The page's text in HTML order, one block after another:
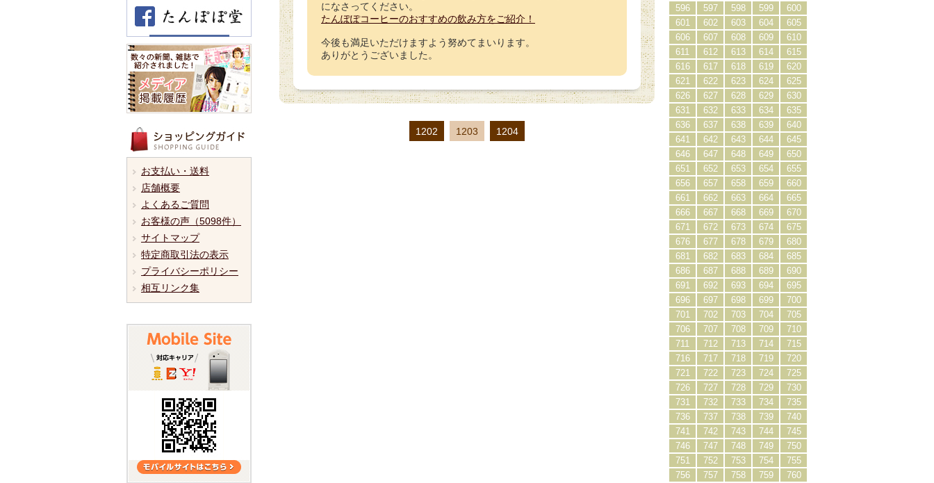
になさってください。
たんぽぽコーヒーのおすすめの飲み方をご紹介！
今後も満足いただけますよう努めてまいります。
ありがとうございました。
1202 1203 1204
596
597 598 599
600
601
602 603 604
605
606
607 608 609
610
611
612 613 614
615
616
617 618 619
620
621
622 623 624
625
626
627 628 629
630
631
632 633 634
635
636
637 638 639
640
641
642 643 644
645
646
647 648 649
650
651
652 653 654
655
656
657 658 659
660
661
662 663 664
665
666
667 668 669
670
671
672 673 674
675
676
677 678 679
680
681
682 683 684
685
686
687 688 689
690
691
692 693 694
695
696
697 698 699
700
701
702 703 704
705
706
707 708 709
710
711
712 713 714
715
716
717 718 719
720
721
722 723 724
725
726
727 728 729
730
731
732 733 734
735
736
737 738 739
740
741
742 743 744
745
746
747 748 749
750
751
752 753 754
755
756
757 758 759 760
お支払い・送料
店舗概要
よくあるご質問
お客様の声（5098件）
サイトマップ
特定商取引法の表示
プライバシーポリシー
相互リンク集